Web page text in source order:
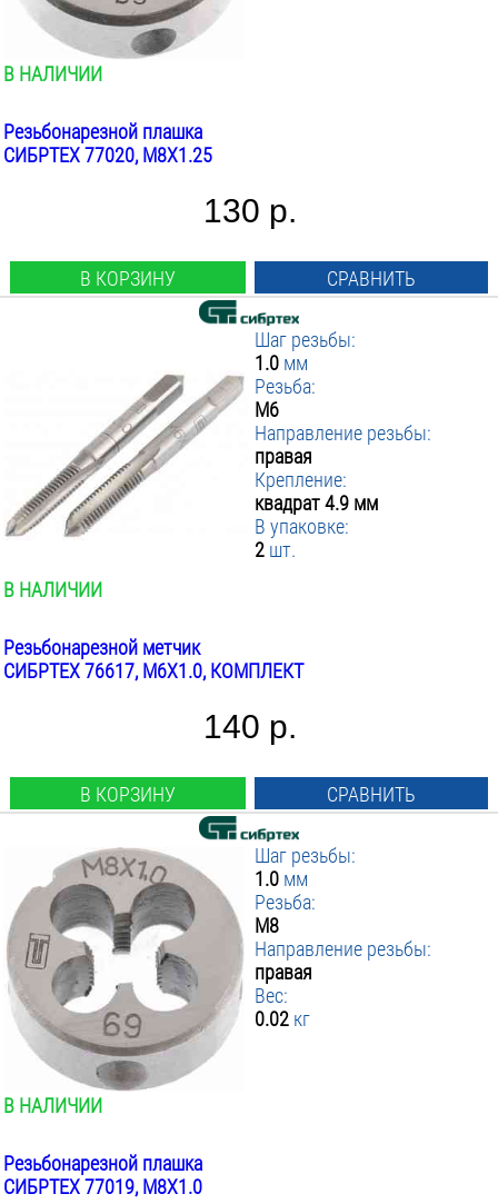
В НАЛИЧИИ
Резьбонарезной плашка
СИБРТЕХ 77020, М8Х1.25
130 р.
В КОРЗИНУ СРАВНИТЬ
Шаг резьбы:
1.0 мм
Резьба:
М6
Направление резьбы:
правая
Крепление:
квадрат 4.9 мм
В упаковке:
2 шт.
В НАЛИЧИИ
Резьбонарезной метчик
СИБРТЕХ 76617, М6Х1.0, КОМПЛЕКТ
140 р.
В КОРЗИНУ СРАВНИТЬ
Шаг резьбы:
1.0 мм
Резьба:
М8
Направление резьбы:
правая
Вес:
0.02 кг
В НАЛИЧИИ
Резьбонарезной плашка
СИБРТЕХ 77019, М8Х1.0